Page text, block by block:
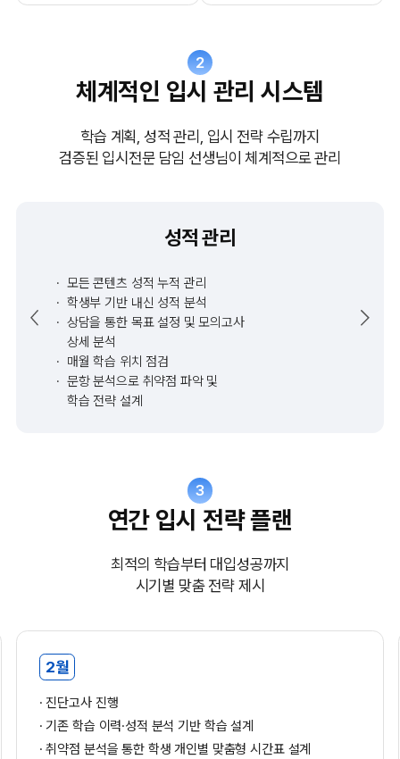
2
체계적인 입시 관리 시스템
학습 계획, 성적 관리, 입시 전략 수립까지
검증된 입시전문 담임 선생님이 체계적으로 관리
성적 관리
모든 콘텐츠 성적 누적 관리
학생부 기반 내신 성적 분석
상담을 통한 목표 설정 및 모의고사
상세 분석
매월 학습 위치 점검
문항 분석으로 취약점 파악 및
학습 전략 설계
3
연간 입시 전략 플랜
최적의 학습부터 대입성공까지
시기별 맞춤 전략 제시
2월
진단고사 진행
기존 학습 이력·성적 분석 기반 학습 설계
취약점 분석을 통한 학생 개인별 맞춤형 시간표 설계